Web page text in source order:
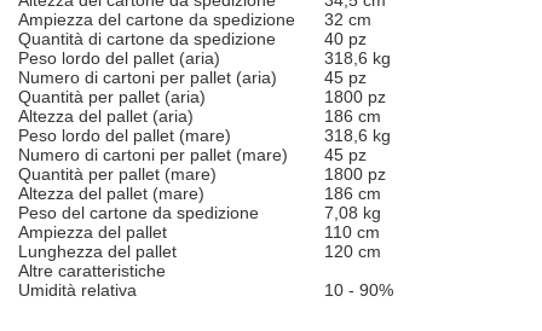
Ampiezza del cartone da spedizione
32 cm
Quantità di cartone da spedizione
40 pz
Peso lordo del pallet (aria)
318,6 kg
Numero di cartoni per pallet (aria)
45 pz
Quantità per pallet (aria)
1800 pz
Altezza del pallet (aria)
186 cm
Peso lordo del pallet (mare)
318,6 kg
Numero di cartoni per pallet (mare)
45 pz
Quantità per pallet (mare)
1800 pz
Altezza del pallet (mare)
186 cm
Peso del cartone da spedizione
7,08 kg
Ampiezza del pallet
110 cm
Lunghezza del pallet
120 cm
Altre caratteristiche
Umidità relativa
10 - 90%